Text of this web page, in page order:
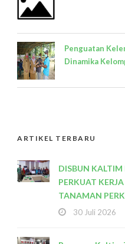
Penguatan
Dinamika
ARTIKEL TERBARU
DISBUN
PERKUAT
TANAMAN
30 Juli 2026